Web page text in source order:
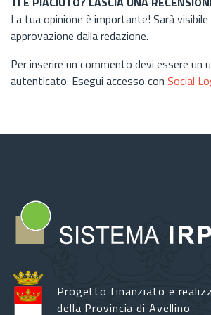
La tua opinione è importante! Sarà
approvazione dalla redazione.
Per inserire un commento devi essere un
autenticato. Esegui accesso con Social
Progetto finanziato e
della Provincia di Avellino